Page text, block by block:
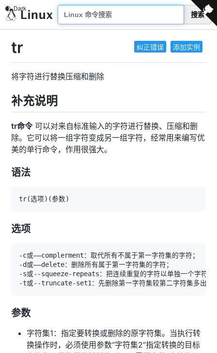
搜索
纠正错误 添加实例
tr
将字符进行替换压缩和删除
补充说明
tr命令可以对来自标准输入的字符进行替换、压缩和删
除。它可以将一组字符变成另一组字符，经常用来编写优
美的单行命令，作用很强大。
语法
tr(选项) (参数)
选项
参数
字符集1：指定要转换或删除的原字符集。当执行转
换操作时，必须使用参数“字符集2”指定转换的目标